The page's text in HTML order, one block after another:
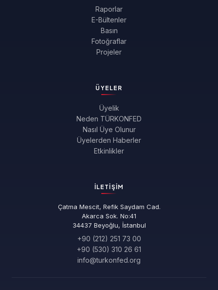
Raporlar
E-Bültenler
Basın
Fotoğraflar
Projeler
ÜYELER
Üyelik
Neden TÜRKONFED
Nasıl Üye Olunur
Üyelerden Haberler
Etkinlikler
İLETIŞIM
Çatma Mescit, Refik Saydam Cad.
Akarca Sok. No:41
34437 Beyoğlu, İstanbul
+90 (212) 251 73 00
+90 (530) 310 26 61
info@turkonfed.org